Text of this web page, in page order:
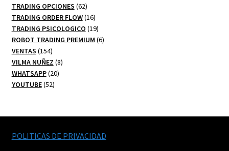
productos
TRADING OPCIONES 6262
productos
TRADING ORDER FLOW 1616
productos
TRADING PSICOLOGICO 1919
productos
ROBOT TRADING PREMIUM 66
VENTAS 154154
productos
VILMA NUÑEZ 88
WHATSAPP 2020
YOUTUBE 5252
POLITICAS DE PRIVACIDAD